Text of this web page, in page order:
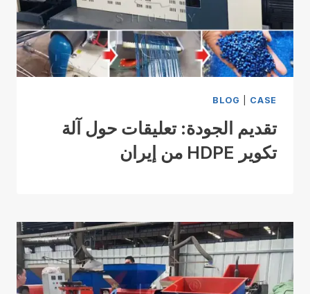
BLOG CASE
تقديم الجودة: تعليقات حول آلة
تكوير HDPE من إيران